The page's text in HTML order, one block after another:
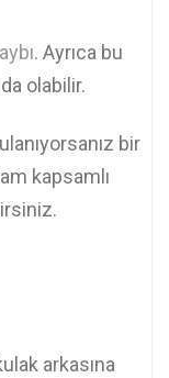
. Ayrıca bu
olabilir.
bir
kapsamlı
arkasına